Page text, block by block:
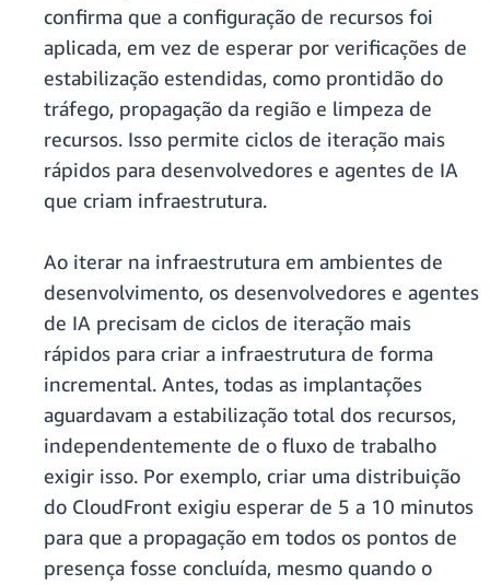
confirma que a configuração de recursos foi
aplicada, em vez de esperar por verificações de
estabilização estendidas, como prontidão do
tráfego, propagação da região e limpeza de
recursos. Isso permite ciclos de iteração mais
rápidos para desenvolvedores e agentes de IA
que criam infraestrutura.
Ao iterar na infraestrutura em ambientes de
desenvolvimento, os desenvolvedores e agentes
de IA precisam de ciclos de iteração mais
rápidos para criar a infraestrutura de forma
incremental. Antes, todas as implantações
aguardavam a estabilização total dos recursos,
independentemente de o fluxo de trabalho
exigir isso. Por exemplo, criar uma distribuição
do CloudFront exigiu esperar de 5 a 10 minutos
para que a propagação em todos os pontos de
presença fosse concluída, mesmo quando o